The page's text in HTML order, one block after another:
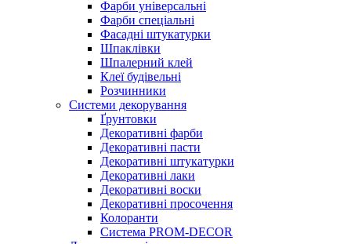
Фарби універсальні
Фарби спеціальні
Фасадні штукатурки
Шпаклівки
Шпалерний клей
Клеї будівельні
Розчинники
Системи декорування
Ґрунтовки
Декоративні фарби
Декоративні пасти
Декоративні штукатурки
Декоративні лаки
Декоративні воски
Декоративні просочення
Колоранти
Система PROM-DECOR